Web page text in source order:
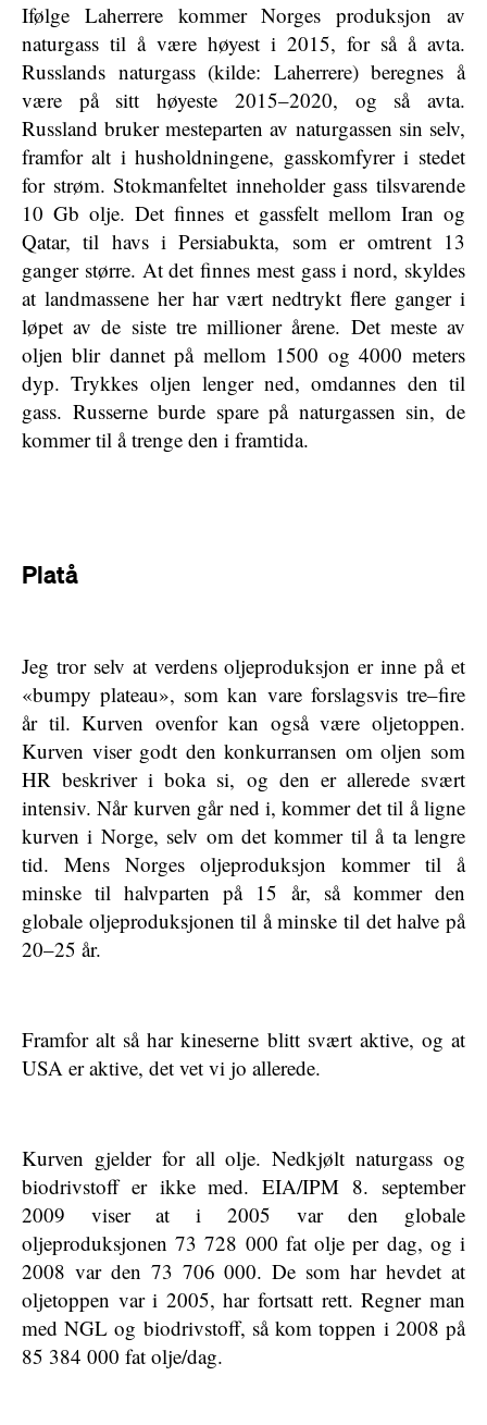
Ifølge Laherrere kommer Norges produksjon av
naturgass til å være høyest i 2015, for så å avta.
Russlands naturgass (kilde: Laherrere) beregnes å
være på sitt høyeste 2015–2020, og så avta.
Russland bruker mesteparten av naturgassen sin selv,
framfor alt i husholdningene, gasskomfyrer i stedet
for strøm. Stokmanfeltet inneholder gass tilsvarende
10 Gb olje. Det finnes et gassfelt mellom Iran og
Qatar, til havs i Persiabukta, som er omtrent 13
ganger større. At det finnes mest gass i nord, skyldes
at landmassene her har vært nedtrykt flere ganger i
løpet av de siste tre millioner årene. Det meste av
oljen blir dannet på mellom 1500 og 4000 meters
dyp. Trykkes oljen lenger ned, omdannes den til
gass. Russerne burde spare på naturgassen sin, de
kommer til å trenge den i framtida.
Platå
Jeg tror selv at verdens oljeproduksjon er inne på et
«bumpy plateau», som kan vare forslagsvis tre–fire
år til. Kurven ovenfor kan også være oljetoppen.
Kurven viser godt den konkurransen om oljen som
HR beskriver i boka si, og den er allerede svært
intensiv. Når kurven går ned i, kommer det til å ligne
kurven i Norge, selv om det kommer til å ta lengre
tid. Mens Norges oljeproduksjon kommer til å
minske til halvparten på 15 år, så kommer den
globale oljeproduksjonen til å minske til det halve på
20–25 år.
Framfor alt så har kineserne blitt svært aktive, og at
USA er aktive, det vet vi jo allerede.
Kurven gjelder for all olje. Nedkjølt naturgass og
biodrivstoff er ikke med. EIA/IPM 8. september
2009 viser at i 2005 var den globale
oljeproduksjonen 73 728 000 fat olje per dag, og i
2008 var den 73 706 000. De som har hevdet at
oljetoppen var i 2005, har fortsatt rett. Regner man
med NGL og biodrivstoff, så kom toppen i 2008 på
85 384 000 fat olje/dag.